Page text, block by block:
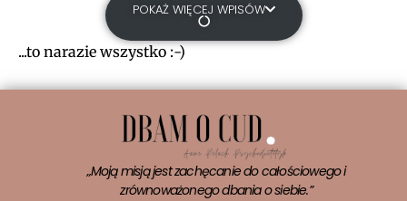
POKAŻ WIĘCEJ WPISÓW
...to narazie wszystko :-)
„Moją misją jest zachęcanie do całościowego i
zrównoważonego dbania o siebie.”